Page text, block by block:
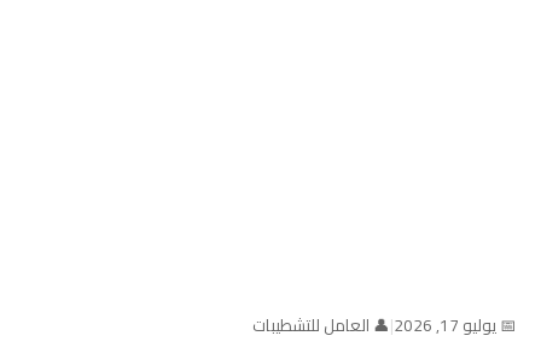
📅 يوليو 17, 2026 |👤 العامل للتشطيبات